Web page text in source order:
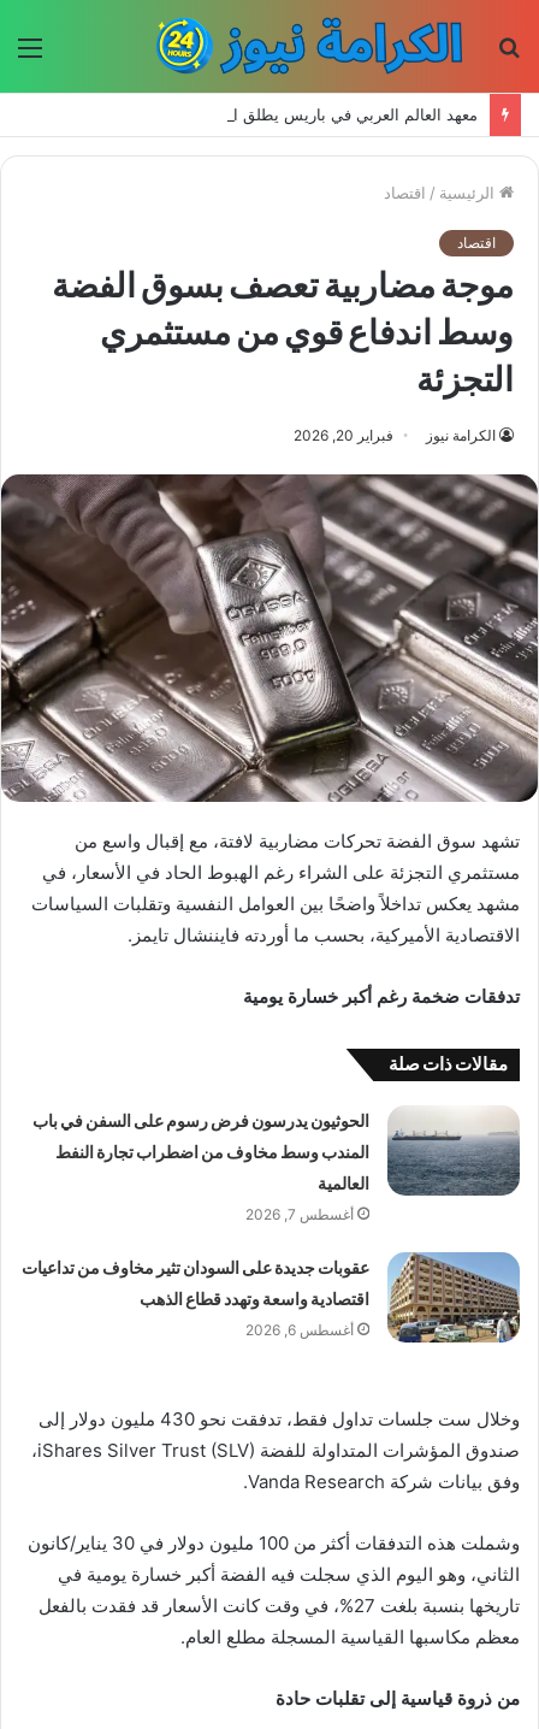
الرئيسية / اقتصاد
اقتصاد
موجة مضاربية تعصف بسوق الفضة
وسط اندفاع قوي من مستثمري
التجزئة
الكرامة نيوز فبراير 20, 2026
تشهد سوق الفضة تحركات مضاربية لافتة، مع إقبال واسع من
مستثمري التجزئة على الشراء رغم الهبوط الحاد في الأسعار، في
مشهد يعكس تداخلاً واضحًا بين العوامل النفسية وتقلبات السياسات
الاقتصادية الأميركية، بحسب ما أوردته فايننشال تايمز.
تدفقات ضخمة رغم أكبر خسارة يومية
مقالات ذات صلة
الحوثيون يدرسون فرض رسوم على السفن في باب
المندب وسط مخاوف من اضطراب تجارة النفط
العالمية
أغسطس 7, 2026
عقوبات جديدة على السودان تثير مخاوف من تداعيات
اقتصادية واسعة وتهدد قطاع الذهب
أغسطس 6, 2026
وخلال ست جلسات تداول فقط، تدفقت نحو 430 مليون دولار إلى
صندوق المؤشرات المتداولة للفضة iShares Silver Trust (SLV)،
وفق بيانات شركة Vanda Research.
وشملت هذه التدفقات أكثر من 100 مليون دولار في 30 يناير/كانون
الثاني، وهو اليوم الذي سجلت فيه الفضة أكبر خسارة يومية في
تاريخها بنسبة بلغت 27%، في وقت كانت الأسعار قد فقدت بالفعل
معظم مكاسبها القياسية المسجلة مطلع العام.
من ذروة قياسية إلى تقلبات حادة